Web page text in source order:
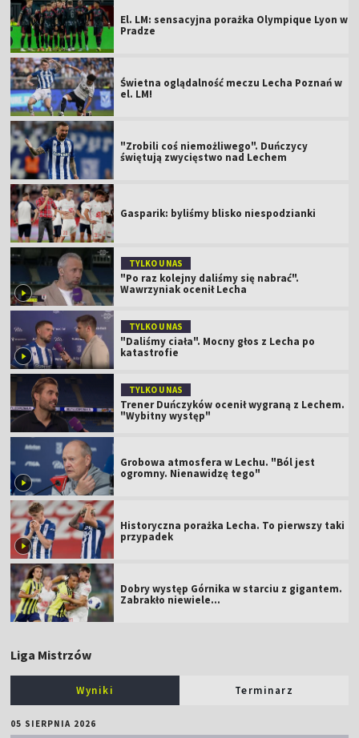
El. LM: sensacyjna porażka Olympique Lyon w
Pradze
Świetna oglądalność meczu Lecha Poznań w
el. LM!
"Zrobili coś niemożliwego". Duńczycy
świętują zwycięstwo nad Lechem
Gasparik: byliśmy blisko niespodzianki
TYLKO U NAS
"Po raz kolejny daliśmy się nabrać".
Wawrzyniak ocenił Lecha
TYLKO U NAS
"Daliśmy ciała". Mocny głos z Lecha po
katastrofie
TYLKO U NAS
Trener Duńczyków ocenił wygraną z Lechem.
"Wybitny występ"
Grobowa atmosfera w Lechu. "Ból jest
ogromny. Nienawidzę tego"
Historyczna porażka Lecha. To pierwszy taki
przypadek
Dobry występ Górnika w starciu z gigantem.
Zabrakło niewiele...
Liga Mistrzów
Wyniki Terminarz
05 SIERPNIA 2026